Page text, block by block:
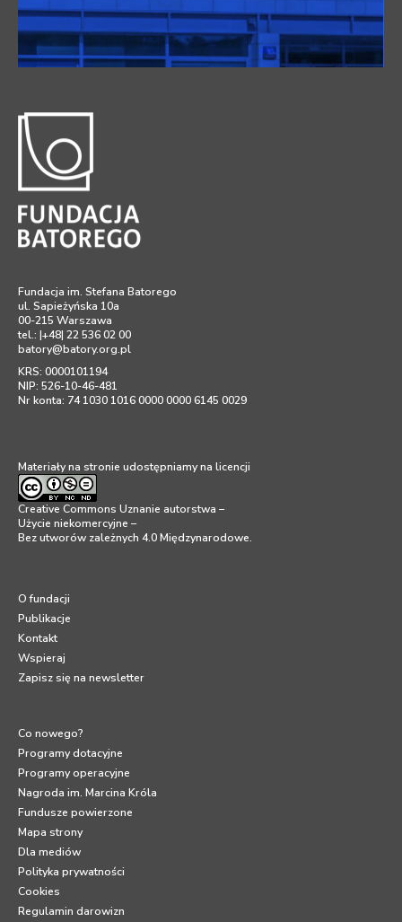
Fundacja im. Stefana Batorego
ul. Sapieżyńska 10a
00-215 Warszawa
tel.: |+48| 22 536 02 00
batory@batory.org.pl
KRS: 0000101194
NIP: 526-10-46-481
Nr konta: 74 1030 1016 0000 0000 6145 0029
Materiały na stronie udostępniamy na licencji
Creative Commons Uznanie autorstwa –
Użycie niekomercyjne –
Bez utworów zależnych 4.0 Międzynarodowe.
O fundacji
Publikacje
Kontakt
Wspieraj
Zapisz się na newsletter
Co nowego?
Programy dotacyjne
Programy operacyjne
Nagroda im. Marcina Króla
Fundusze powierzone
Mapa strony
Dla mediów
Polityka prywatności
Cookies
Regulamin darowizn